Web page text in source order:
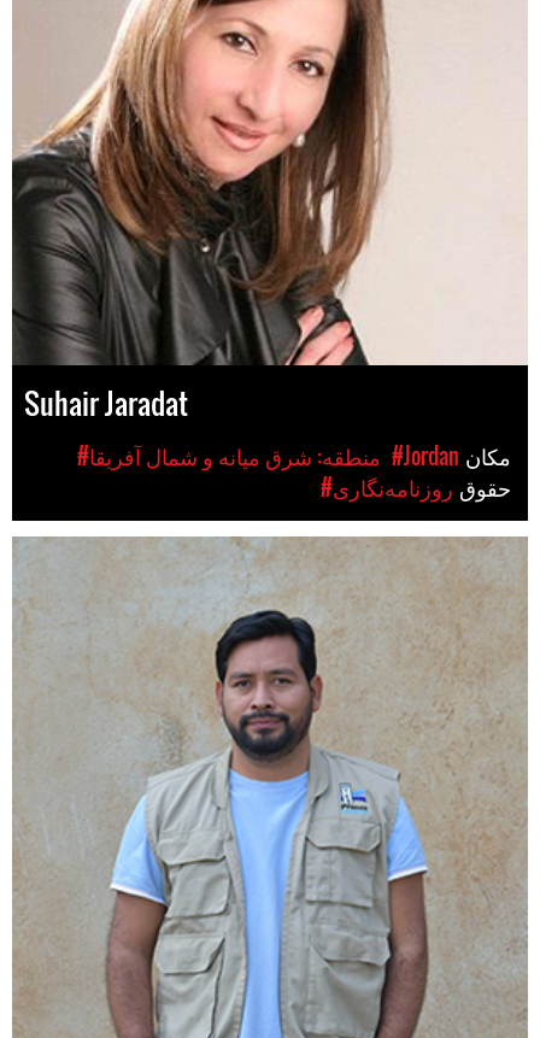
Suhair Jaradat
#منطقه: شرق میانه و شمال آفریقا #Jordan
#روزنامه‌نگاری